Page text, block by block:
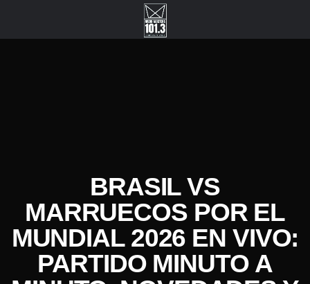
BRASIL VS
MARRUECOS POR EL
MUNDIAL 2026 EN VIVO:
PARTIDO MINUTO A